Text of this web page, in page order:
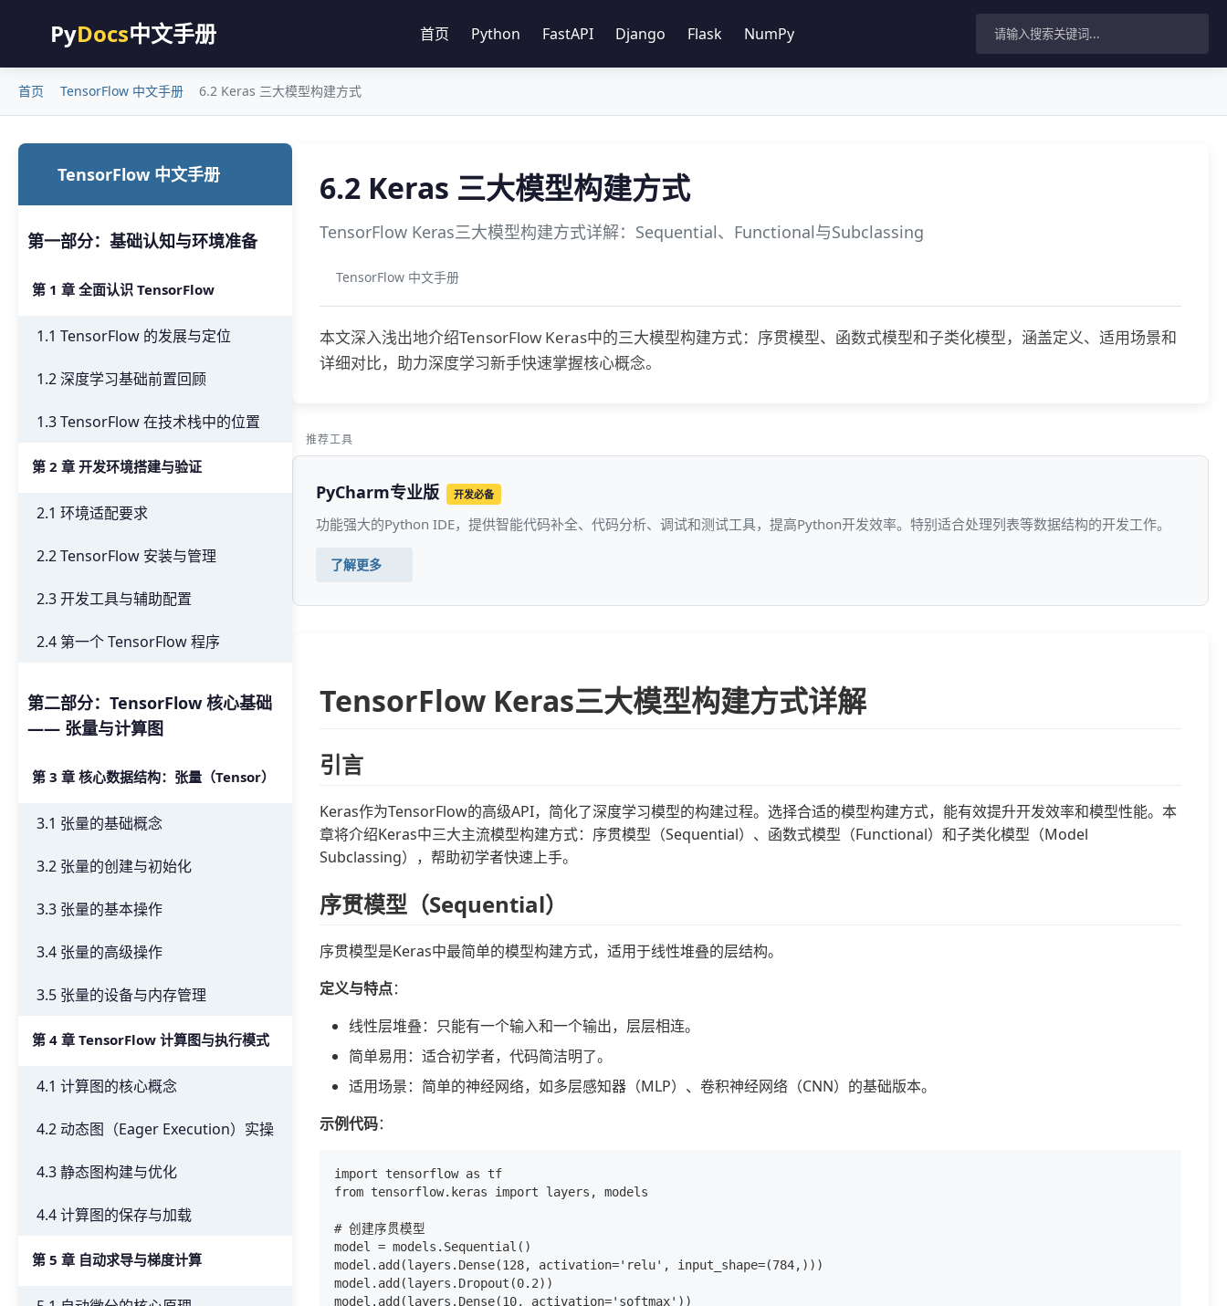
PyDocs中文手册 首页 Python FastAPI Django Flask NumPy
首页 TensorFlow 中文手册 6.2 Keras 三大模型构建方式
TensorFlow 中文手册
第一部分：基础认知与环境准备
第 1 章 全面认识 TensorFlow
1.1 TensorFlow 的发展与定位
1.2 深度学习基础前置回顾
1.3 TensorFlow 在技术栈中的位置
第 2 章 开发环境搭建与验证
2.1 环境适配要求
2.2 TensorFlow 安装与管理
2.3 开发工具与辅助配置
2.4 第一个 TensorFlow 程序
第二部分：TensorFlow 核心基础
—— 张量与计算图
第 3 章 核心数据结构：张量（Tensor）
3.1 张量的基础概念
3.2 张量的创建与初始化
3.3 张量的基本操作
3.4 张量的高级操作
3.5 张量的设备与内存管理
第 4 章 TensorFlow 计算图与执行模式
4.1 计算图的核心概念
4.2 动态图（Eager Execution）实操
4.3 静态图构建与优化
4.4 计算图的保存与加载
第 5 章 自动求导与梯度计算
6.2 Keras 三大模型构建方式
TensorFlow Keras三大模型构建方式详解：Sequential、Functional与Subclassing
TensorFlow 中文手册
本文深入浅出地介绍TensorFlow Keras中的三大模型构建方式：序贯模型、函数式模型和子类化模型，涵盖定义、适用场景和
详细对比，助力深度学习新手快速掌握核心概念。
推荐工具
PyCharm专业版 开发必备
功能强大的Python IDE，提供智能代码补全、代码分析、调试和测试工具，提高Python开发效率。特别适合处理列表等数据结构的开发工作。
了解更多
TensorFlow Keras三大模型构建方式详解
引言
Keras作为TensorFlow的高级API，简化了深度学习模型的构建过程。选择合适的模型构建方式，能有效提升开发效率和模型性能。本
章将介绍Keras中三大主流模型构建方式：序贯模型（Sequential）、函数式模型（Functional）和子类化模型（Model
Subclassing），帮助初学者快速上手。
序贯模型（Sequential）
序贯模型是Keras中最简单的模型构建方式，适用于线性堆叠的层结构。
定义与特点：
线性层堆叠：只能有一个输入和一个输出，层层相连。
简单易用：适合初学者，代码简洁明了。
适用场景：简单的神经网络，如多层感知器（MLP）、卷积神经网络（CNN）的基础版本。
示例代码：
import tensorflow as tf
from tensorflow.keras import layers, models
# 创建序贯模型
model = models.Sequential()
model.add(layers.Dense(128, activation='relu', input_shape=(784,)))
model.add(layers.Dropout(0.2))
model.add(layers.Dense(10, activation='softmax'))